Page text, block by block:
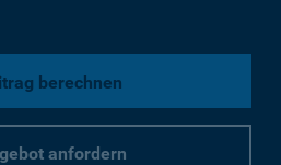
berechnen
anfordern